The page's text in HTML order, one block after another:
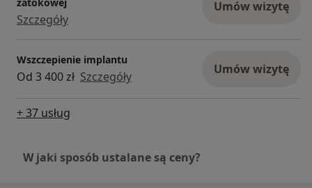
pacjenta.
5. dzięki zastosowaniu wyłącznie autologicznego
materiału biologicznego nie ma ryzyka reakcji
alergicznych.
6. zastosowanie ultraprecyzyjnej kalibracji
wirówki PRF Duo Quattro daje najwyższy
potencjał regeneracyjny uzyskanego preparatu
PRF.
Choukroun Process for PRF zapewnia
zatokowej
Szczegóły
Umów wizytę
Wszczepienie implantu
Od 3 400 zł Szczegóły Umów wizytę
+ 37 usług
W jaki sposób ustalane są ceny?